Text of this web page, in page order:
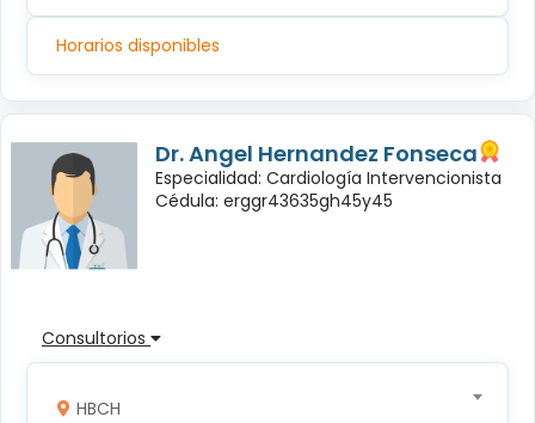
Horarios disponibles
Dr. Angel Hernandez Fonseca
Especialidad: Cardiología Intervencionista
Cédula: erggr43635gh45y45
Consultorios
HBCH